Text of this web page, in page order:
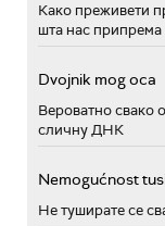
Како преживети
шта нас
Dvojnik mog oca
Вероватно свако
сличну ДНК
Nemogućnost
Не туширате се